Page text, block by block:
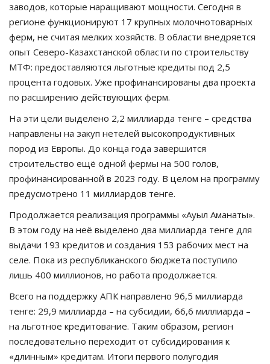
заводов, которые наращивают мощности. Сегодня в
регионе функционируют 17 крупных молочнотоварных
ферм, не считая мелких хозяйств. В области внедряется
опыт Северо-Казахстанской области по строительству
МТФ: предоставляются льготные кредиты под 2,5
процента годовых. Уже профинансированы два проекта
по расширению действующих ферм.
На эти цели выделено 2,2 миллиарда тенге – средства
направлены на закуп нетелей высокопродуктивных
пород из Европы. До конца года завершится
строительство ещё одной фермы на 500 голов,
профинансированной в 2023 году. В целом на программу
предусмотрено 11 миллиардов тенге.
Продолжается реализация программы «Ауыл Аманаты».
В этом году на неё выделено два миллиарда тенге для
выдачи 193 кредитов и создания 153 рабочих мест на
селе. Пока из республиканского бюджета поступило
лишь 400 миллионов, но работа продолжается.
Всего на поддержку АПК направлено 96,5 миллиарда
тенге: 29,9 миллиарда – на субсидии, 66,6 миллиарда –
на льготное кредитование. Таким образом, регион
последовательно переходит от субсидирования к
«длинным» кредитам. Итоги первого полугодия